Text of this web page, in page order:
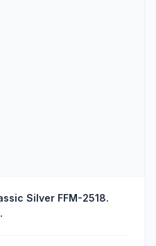
Silver FFM-2518.